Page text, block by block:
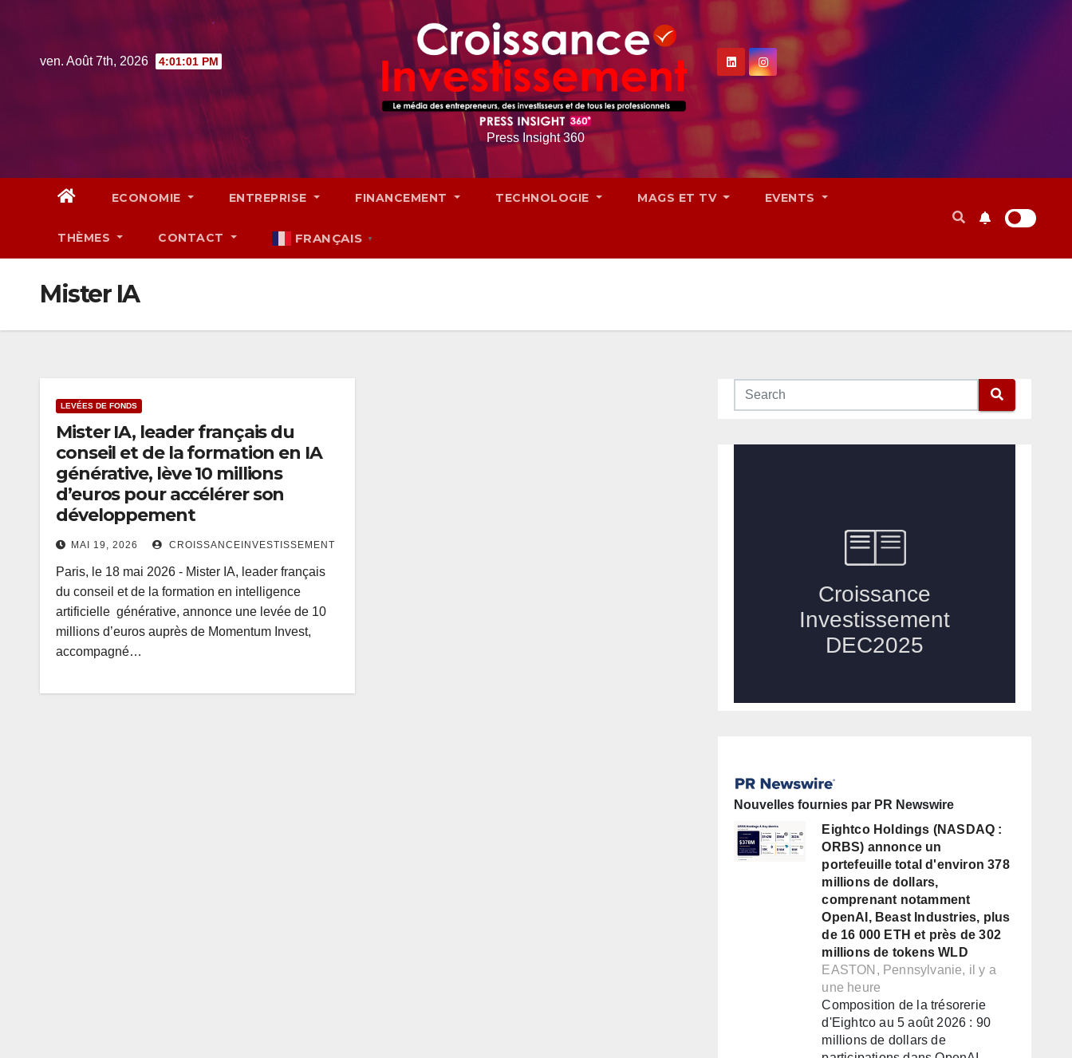
contentven. Août 7th, 2026 4:01:02 PM
Press Insight 360
ECONOMIE ENTREPRISE FINANCEMENT TECHNOLOGIE MAGS ET TV EVENTS
THÈMES CONTACT FRANÇAIS ▼
Mister IA
LEVÉES DE FONDS
Mister IA, leader français du
conseil et de la formation en IA
générative, lève 10 millions
d’euros pour accélérer son
développement
MAI 19, 2026 CROISSANCEINVESTISSEMENT
Paris, le 18 mai 2026 - Mister IA, leader français
du conseil et de la formation en intelligence
artificielle générative, annonce une levée de 10
millions d’euros auprès de Momentum Invest,
accompagné…
Nouvelles fournies par PR Newswire
Eightco Holdings (NASDAQ :
ORBS) annonce un
portefeuille total d'environ 378
millions de dollars,
comprenant notamment
OpenAI, Beast Industries, plus
de 16 000 ETH et près de 302
millions de tokens WLD
EASTON, Pennsylvanie, il y a
une heure
Composition de la trésorerie
d'Eightco au 5 août 2026 : 90
millions de dollars de